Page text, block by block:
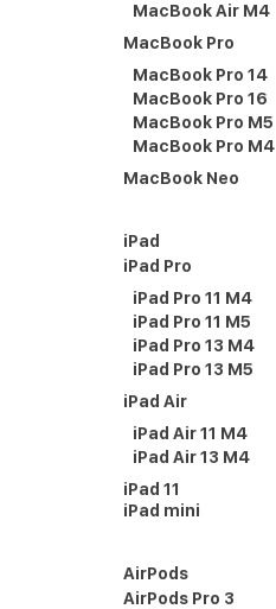
MacBook Air M4
MacBook Pro
MacBook Pro 14
MacBook Pro 16
MacBook Pro M5
MacBook Pro M4
MacBook Neo
iPad
iPad Pro
iPad Pro 11 M4
iPad Pro 11 M5
iPad Pro 13 M4
iPad Pro 13 M5
iPad Air
iPad Air 11 M4
iPad Air 13 M4
iPad 11
iPad mini
AirPods
AirPods Pro 3